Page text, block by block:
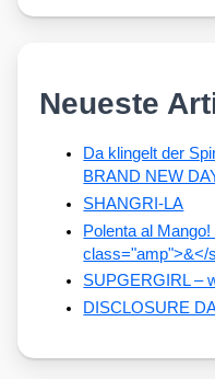
Neueste
Da klingelt der
BRAND NEW
SHANGRI-LA
Polenta al
class="amp">&</
SUPGERGIRL –
DISCLOSURE